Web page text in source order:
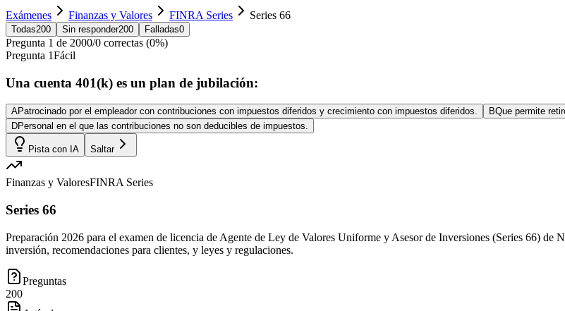
Exámenes
Finanzas y Valores FINRA Series Series 66
Todas200 Sin responder200 Falladas0
Pregunta 1 de 2000/0 correctas (0%)
Pregunta 1Fácil
Una cuenta 401(k) es un plan de jubilación:
APatrocinado por el empleador con contribuciones con impuestos diferidos y crecimiento con impuestos diferidos. BQue permite
DPersonal en el que las contribuciones no son deducibles de impuestos.
Pista con IA Saltar
Finanzas y ValoresFINRA Series
Series 66
Preparación 2026 para el examen de licencia de Agente de Ley de Valores Uniforme y Asesor de Inversiones (Series 66)
inversión, recomendaciones para clientes, y leyes y regulaciones.
Preguntas
200